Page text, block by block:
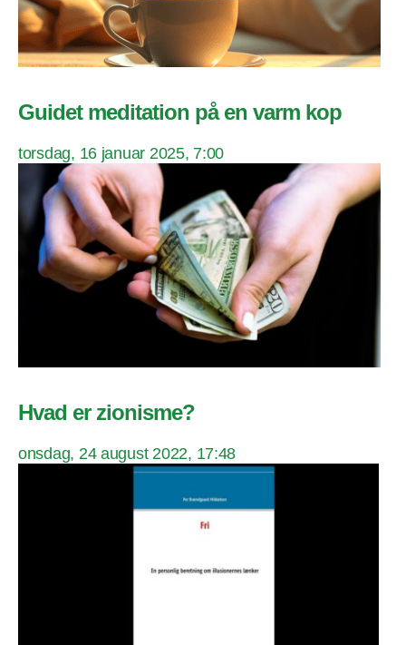
Guidet meditation på en varm kop
torsdag, 16 januar 2025, 7:00
Hvad er zionisme?
onsdag, 24 august 2022, 17:48